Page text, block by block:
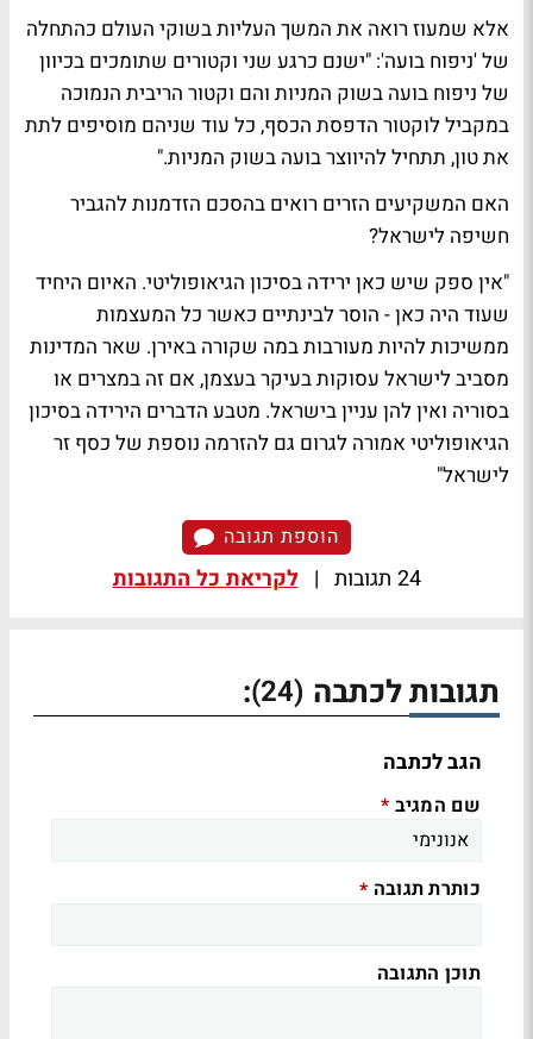
אלא שמעוז רואה את המשך העליות בשוקי העולם כהתחלה
של 'ניפוח בועה': "ישנם כרגע שני וקטורים שתומכים בכיוון
של ניפוח בועה בשוק המניות והם וקטור הריבית הנמוכה
במקביל לוקטור הדפסת הכסף, כל עוד שניהם מוסיפים לתת
את טון, תתחיל להיווצר בועה בשוק המניות."
האם המשקיעים הזרים רואים בהסכם הזדמנות להגביר
חשיפה לישראל?
"אין ספק שיש כאן ירידה בסיכון הגיאופוליטי. האיום היחיד
שעוד היה כאן - הוסר לבינתיים כאשר כל המעצמות
ממשיכות להיות מעורבות במה שקורה באירן. שאר המדינות
מסביב לישראל עסוקות בעיקר בעצמן, אם זה במצרים או
בסוריה ואין להן עניין בישראל. מטבע הדברים הירידה בסיכון
הגיאופוליטי אמורה לגרום גם להזרמה נוספת של כסף זר
לישראל"
הוספת תגובה
24 תגובות | לקריאת כל התגובות
תגובות לכתבה (24)
:
הגב לכתבה
שם המגיב *
כותרת תגובה *
תוכן התגובה